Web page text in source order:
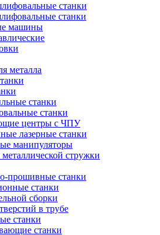
станки
станки
машины
металла
станки
станки
центры с ЧПУ
лазерные станки
манипуляторы
стружки
прошивные станки
станки
сборки
в трубе
станки